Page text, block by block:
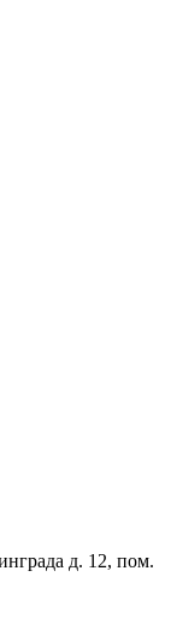
д. 12, пом.